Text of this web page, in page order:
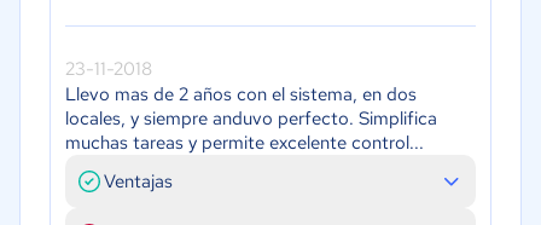
23-11-2018
Llevo mas de 2 años con el sistema, en dos
locales, y siempre anduvo perfecto. Simplifica
muchas tareas y permite excelente control...
Ventajas